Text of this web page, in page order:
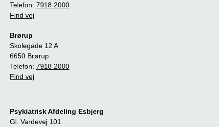
Telefon: 7918 2000
Find vej
Brørup
Skolegade 12 A
6650 Brørup
Telefon: 7918 2000
Find vej
Psykiatrisk Afdeling Esbjerg
Gl. Vardevej 101